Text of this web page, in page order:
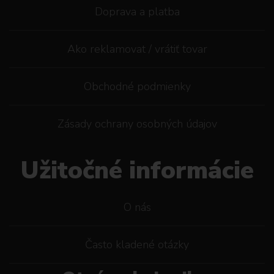
Doprava a platba
Ako reklamovat / vrátiť tovar
Obchodné podmienky
Zásady ochrany osobných údajov
Užitočné informácie
O nás
Často kladené otázky